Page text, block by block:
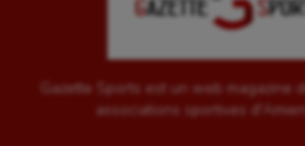
Triathlon
Ultimate frisbee
UNSS
Gazette Sports est un web magazine
associations sportives